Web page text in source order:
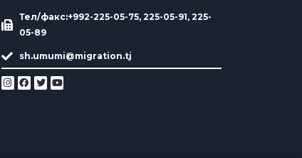
Тел/факс:+992-225-05-75, 225-05-91, 225-
05-89
sh.umumi@migration.tj